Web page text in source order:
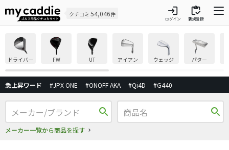
クチコミ 54,046件 login
ログイン
inventory
新規登録
ドライバー FW UT アイアン ウェッジ パター
急上昇ワード #JPX ONE #ONOFF AKA #Qi4D #G440
search
メーカー一覧から商品を探す
search